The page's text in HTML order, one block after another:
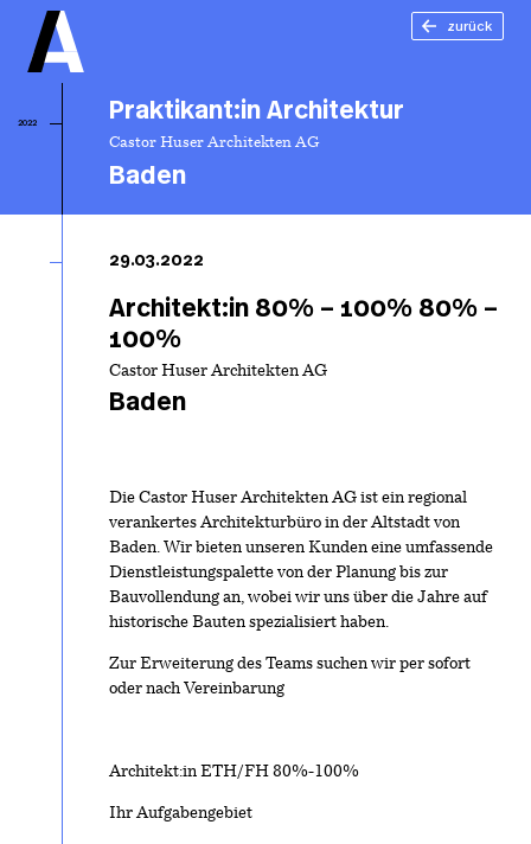
zurück
2022 Praktikant:in Architektur
Castor Huser Architekten AG
Baden
29.03.2022
Architekt:in 80% – 100% 80% –
100%
Castor Huser Architekten AG
Baden
Die Castor Huser Architekten AG ist ein regional
verankertes Architekturbüro in der Altstadt von
Baden. Wir bieten unseren Kunden eine umfassende
Dienstleistungspalette von der Planung bis zur
Bauvollendung an, wobei wir uns über die Jahre auf
historische Bauten spezialisiert haben.
Zur Erweiterung des Teams suchen wir per sofort
oder nach Vereinbarung
Architekt:in ETH/FH 80%-100%
Ihr Aufgabengebiet